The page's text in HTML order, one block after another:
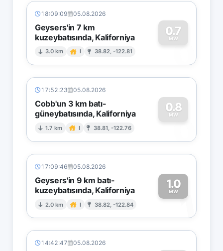
18:09:09 05.08.2026
Geysers'in 7 km
kuzeybatısında, Kaliforniya
3.0 km I 38.82, -122.81
0.7
MW
0
17:52:23 05.08.2026
Cobb'un 3 km batı-
güneybatısında, Kaliforniya
1.7 km I 38.81, -122.76
0.8
MW
0
17:09:46 05.08.2026
Geysers'in 9 km batı-
kuzeybatısında, Kaliforniya
2.0 km I 38.82, -122.84
1.0
MW1
14:42:47 05.08.2026